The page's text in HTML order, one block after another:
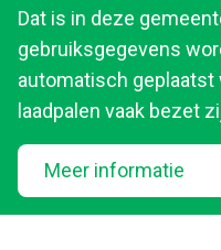
Dat is in deze
gebruiksgegevens
automatisch geplaatst
laadpalen vaak bezet
Meer informatie